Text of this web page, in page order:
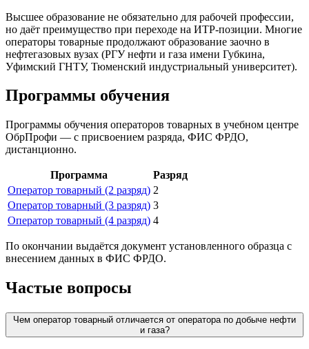
Высшее образование не обязательно для рабочей профессии,
но даёт преимущество при переходе на ИТР-позиции. Многие
операторы товарные продолжают образование заочно в
нефтегазовых вузах (РГУ нефти и газа имени Губкина,
Уфимский ГНТУ, Тюменский индустриальный университет).
Программы обучения
Программы обучения операторов товарных в учебном центре
ОбрПрофи — с присвоением разряда, ФИС ФРДО,
дистанционно.
Программа
Разряд
Оператор товарный (2 разряд) 2
Оператор товарный (3 разряд) 3
Оператор товарный (4 разряд) 4
По окончании выдаётся документ установленного образца с
внесением данных в ФИС ФРДО.
Частые вопросы
Чем оператор товарный отличается от оператора по добыче нефти
и газа?